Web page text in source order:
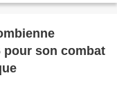
pour son combat